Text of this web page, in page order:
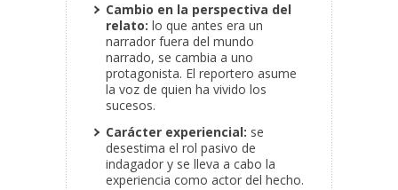
Cambio en la perspectiva del
relato: lo que antes era un
narrador fuera del mundo
narrado, se cambia a uno
protagonista. El reportero asume
la voz de quien ha vivido los
sucesos.
Carácter experiencial: se
desestima el rol pasivo de
indagador y se lleva a cabo la
experiencia como actor del hecho.